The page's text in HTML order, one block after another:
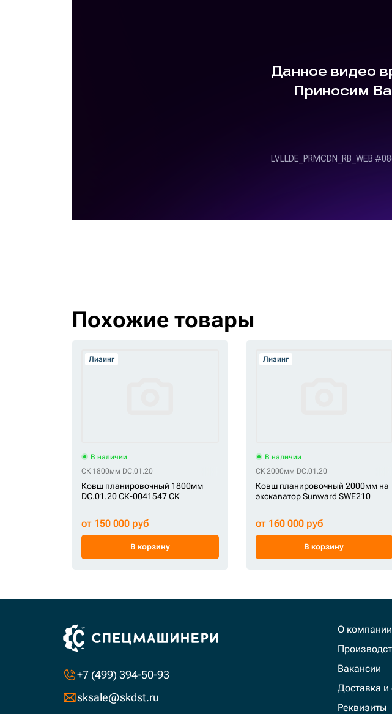
Похожие товары
Лизинг
В наличии
СК 1800мм DC.01.20
Ковш планировочный 1800мм
DC.01.20 СК-0041547 СК
от 150 000 руб
В корзину
Лизинг
В наличии
СК 2000мм DC.01.20
Ковш планировочный 2000мм на
экскаватор Sunward SWE210
от 160 000 руб
В корзину
+7 (499) 394-50-93
sksale@skdst.ru
О компании
Вакансии
Доставка и
Реквизиты